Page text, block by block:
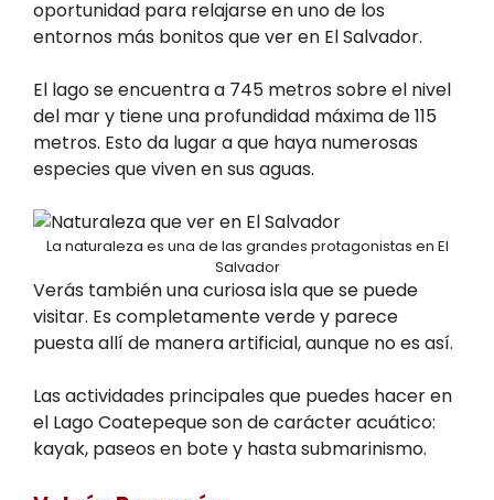
oportunidad para relajarse en uno de los
entornos más bonitos que ver en El Salvador.
El lago se encuentra a 745 metros sobre el nivel
del mar y tiene una profundidad máxima de 115
metros. Esto da lugar a que haya numerosas
especies que viven en sus aguas.
La naturaleza es una de las grandes protagonistas en El
Salvador
Verás también una curiosa isla que se puede
visitar. Es completamente verde y parece
puesta allí de manera artificial, aunque no es así.
Las actividades principales que puedes hacer en
el Lago Coatepeque son de carácter acuático:
kayak, paseos en bote y hasta submarinismo.